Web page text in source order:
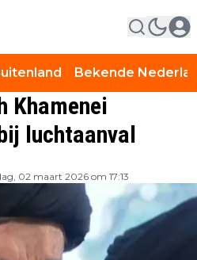
Bekende
Khamenei
luchtaanval
02 maart 2026 om 17:13